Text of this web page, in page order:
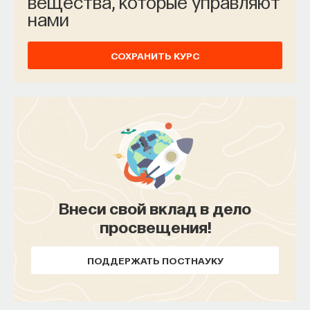
нами
СОХРАНИТЬ КУРС
Внеси свой вклад в дело
просвещения!
ПОДДЕРЖАТЬ ПОСТНАУКУ
ПОДДЕРЖАТЬ ПОСТНАУКУ